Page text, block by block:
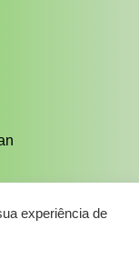
solar
experiência de